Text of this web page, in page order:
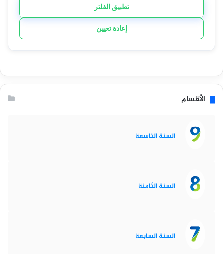
تطبيق الفلتر
إعادة تعيين
الأقسام
السنة التاسعة
السنة الثامنة
السنة السابعة